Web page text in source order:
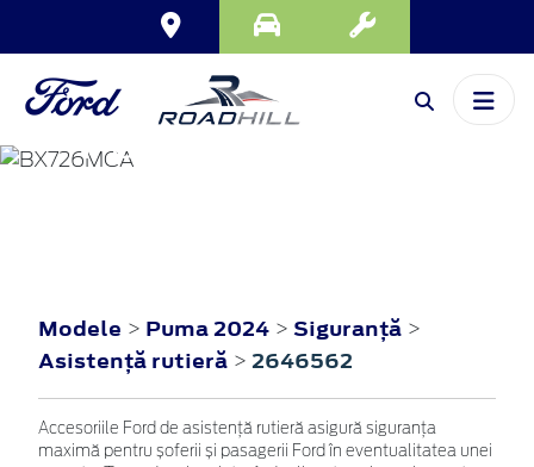
PUMA
Modele > Puma 2024 > Siguranţă >
Asistenţă rutieră > 2646562
Accesoriile Ford de asistență rutieră asigură siguranța
maximă pentru șoferii și pasagerii Ford în eventualitatea unei